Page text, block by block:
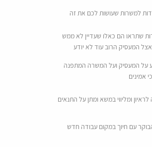
למשרות שעושות לכם את זה
שתראו הם כאלו שעדיין לא ממש
המעסיק הרוב עוד לא יודע
על המעסיק ועל המשרה המתפנה
אמינים
ומליווי במשא ומתן על התנאים
עם חיוך במקום עבודה חדש